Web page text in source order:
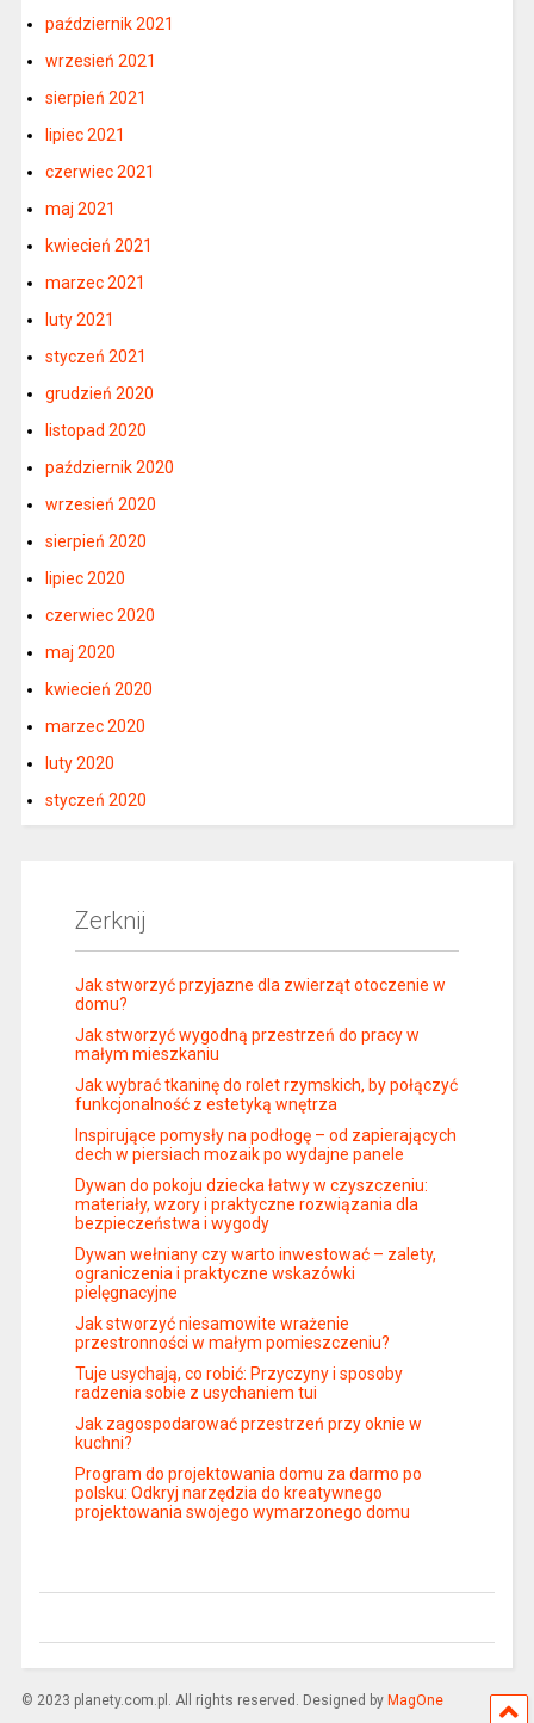
październik 2021
wrzesień 2021
sierpień 2021
lipiec 2021
czerwiec 2021
maj 2021
kwiecień 2021
marzec 2021
luty 2021
styczeń 2021
grudzień 2020
listopad 2020
październik 2020
wrzesień 2020
sierpień 2020
lipiec 2020
czerwiec 2020
maj 2020
kwiecień 2020
marzec 2020
luty 2020
styczeń 2020
Zerknij
Jak stworzyć przyjazne dla zwierząt otoczenie w
domu?
Jak stworzyć wygodną przestrzeń do pracy w
małym mieszkaniu
Jak wybrać tkaninę do rolet rzymskich, by połączyć
funkcjonalność z estetyką wnętrza
Inspirujące pomysły na podłogę – od zapierających
dech w piersiach mozaik po wydajne panele
Dywan do pokoju dziecka łatwy w czyszczeniu:
materiały, wzory i praktyczne rozwiązania dla
bezpieczeństwa i wygody
Dywan wełniany czy warto inwestować – zalety,
ograniczenia i praktyczne wskazówki
pielęgnacyjne
Jak stworzyć niesamowite wrażenie
przestronności w małym pomieszczeniu?
Tuje usychają, co robić: Przyczyny i sposoby
radzenia sobie z usychaniem tui
Jak zagospodarować przestrzeń przy oknie w
kuchni?
Program do projektowania domu za darmo po
polsku: Odkryj narzędzia do kreatywnego
projektowania swojego wymarzonego domu
© 2023 planety.com.pl. All rights reserved. Designed by MagOne